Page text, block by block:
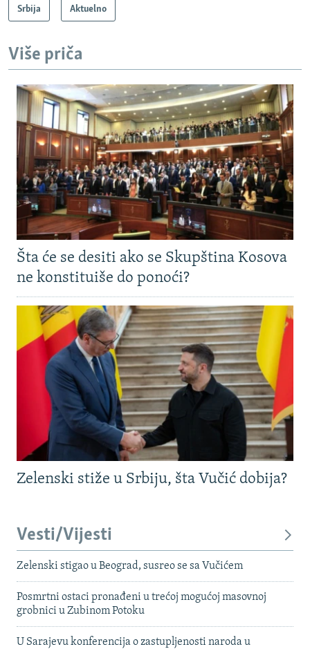
Srbija Aktuelno
Više priča
Šta će se desiti ako se Skupština Kosova
ne konstituiše do ponoći?
Zelenski stiže u Srbiju, šta Vučić dobija?
Vesti/Vijesti
Zelenski stigao u Beograd, susreo se sa Vučićem
Posmrtni ostaci pronađeni u trećoj mogućoj masovnoj
grobnici u Zubinom Potoku
U Sarajevu konferencija o zastupljenosti naroda u